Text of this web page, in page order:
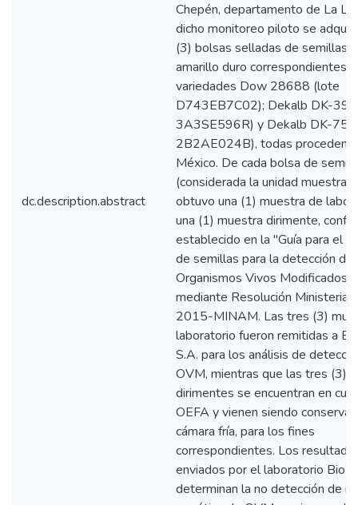
dc.description.abstract
Chepén, departamento de La
dicho monitoreo piloto se
(3) bolsas selladas de semillas
amarillo duro correspondientes
variedades Dow 28688 (lote
D743EB7C02); Dekalb DK-
3A3SE596R) y Dekalb DK-
2B2AE024B), todas
México. De cada bolsa de
(considerada la unidad
obtuvo una (1) muestra de
una (1) muestra dirimente,
establecido en la "Guía para el
de semillas para la detección de
Organismos Vivos
mediante Resolución
2015-MINAM. Las tres (3)
laboratorio fueron remitidas a
S.A. para los análisis de
OVM, mientras que las tres (3)
dirimentes se encuentran en
OEFA y vienen siendo
cámara fría, para los fines
correspondientes. Los
enviados por el laboratorio Bio
determinan la no detección de